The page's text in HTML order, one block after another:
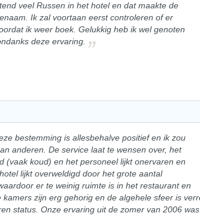
veel Russen in het hotel en dat maakte de
Ik zal voortaan eerst controleren of er
ik weer boek. Gelukkig heb ik wel genoten
deze ervaring.
bestemming is allesbehalve positief en ik zou
anderen. De service laat te wensen over, het
(vaak koud) en het personeel lijkt onervaren en
lijkt overweldigd door het grote aantal
er te weinig ruimte is in het restaurant en
kamers zijn erg gehorig en de algehele sfeer is
status. Onze ervaring uit de zomer van 2006